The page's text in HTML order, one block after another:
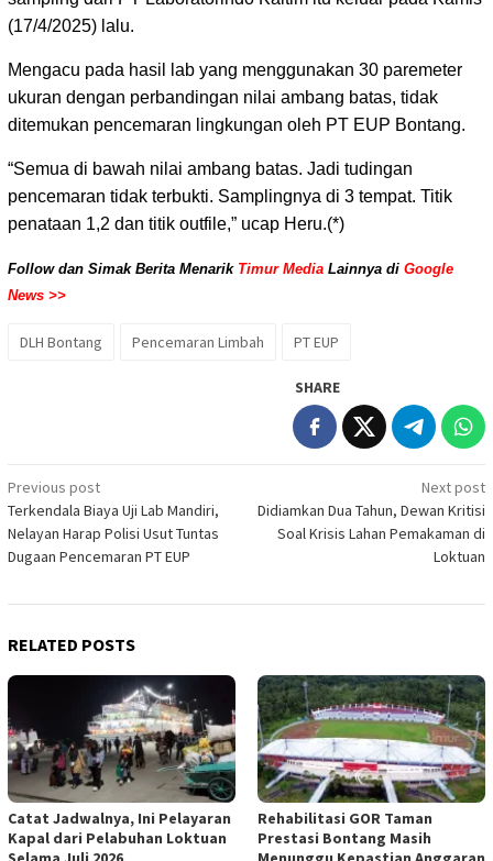
(17/4/2025) lalu.
Mengacu pada hasil lab yang menggunakan 30 paremeter
ukuran dengan perbandingan nilai ambang batas, tidak
ditemukan pencemaran lingkungan oleh PT EUP Bontang.
“Semua di bawah nilai ambang batas. Jadi tudingan
pencemaran tidak terbukti. Samplingnya di 3 tempat. Titik
penataan 1,2 dan titik outfile,” ucap Heru.(*)
Follow dan Simak Berita Menarik Timur Media Lainnya di Google
News >>
DLH Bontang Pencemaran Limbah PT EUP
SHARE
Post
navigation
Previous post
Terkendala Biaya Uji Lab Mandiri,
Nelayan Harap Polisi Usut Tuntas
Dugaan Pencemaran PT EUP
Next post
Didiamkan Dua Tahun, Dewan Kritisi
Soal Krisis Lahan Pemakaman di
Loktuan
RELATED POSTS
Catat Jadwalnya, Ini Pelayaran
Kapal dari Pelabuhan Loktuan
Rehabilitasi GOR Taman
Prestasi Bontang Masih